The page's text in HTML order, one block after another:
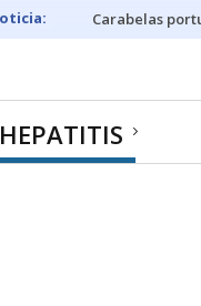
Carabelas
HEPATITIS